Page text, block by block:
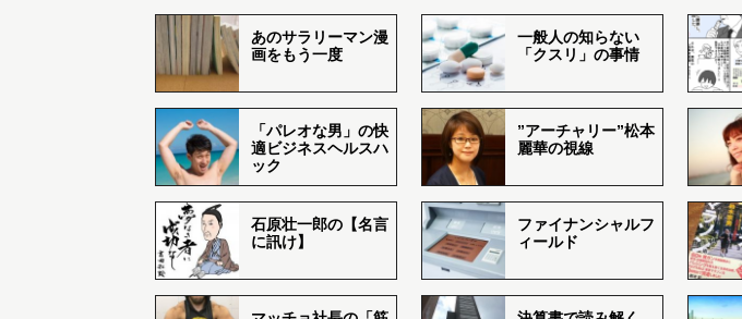
あのサラリーマン漫
画をもう一度
一般人の知らない
「クスリ」の事情
「パレオな男」の快
適ビジネスヘルスハ
ック
”アーチャリー”松本
麗華の視線
石原壮一郎の【名言
に訊け】
ファイナンシャルフ
ィールド